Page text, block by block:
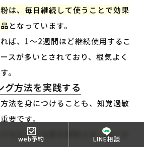
web予約 LINE相談
は、毎日継続して使うことで効果
となっています。
ば、1〜2週間ほど継続使用するこ
スが多いとされており、根気よく
。
グ方法を実践する
法を身につけることも、知覚過敏
要です。
はエナメル質を摩耗させ、歯ぐき